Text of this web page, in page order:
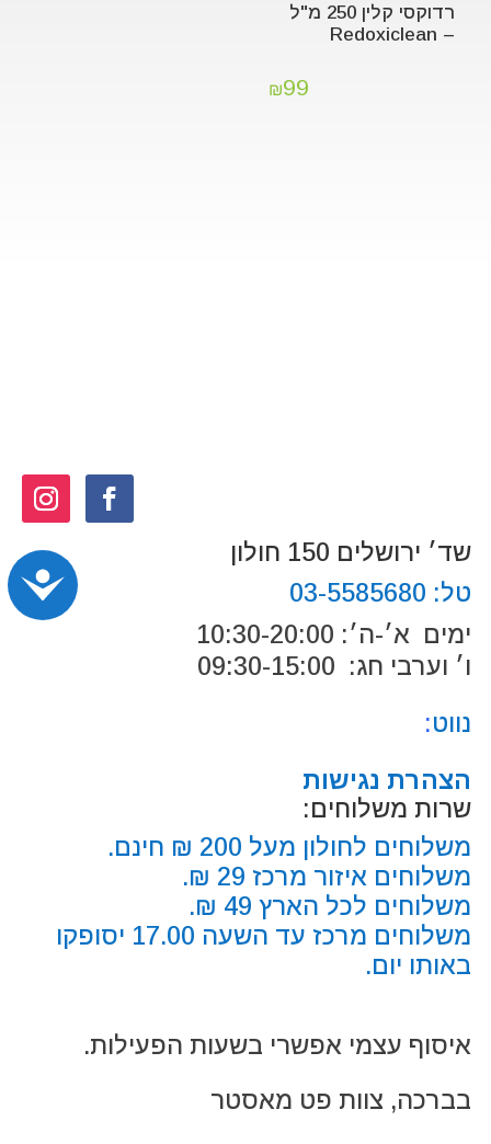
רדוקסי קלין 250 מ"ל
– Redoxiclean
₪99
שד׳ ירושלים 150 חולון
טל: 03-5585680
ימים א׳-ה׳: 10:30-20:00
ו׳ וערבי חג: 09:30-15:00
נווט:
הצהרת נגישות
שרות משלוחים:
משלוחים לחולון מעל 200 ₪ חינם.
משלוחים איזור מרכז 29 ₪.
משלוחים לכל הארץ 49 ₪.
משלוחים מרכז עד השעה 17.00 יסופקו
באותו יום.
איסוף עצמי אפשרי בשעות הפעילות.
בברכה, צוות פט מאסטר